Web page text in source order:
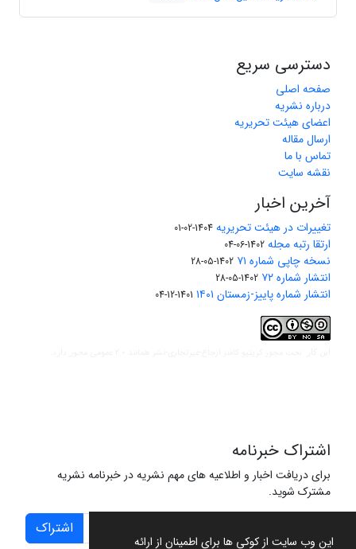
این وب سایت از کوکی ها برای اطمینان از ارائه
دسترسی سریع
صفحه اصلی
درباره نشریه
اعضای هیئت تحریریه
ارسال مقاله
تماس با ما
نقشه سایت
آخرین اخبار
تغییرات در هیئت تحریریه 1404-02-01
ارتقا رتبه مجله 1402-06-04
نسخه چاپی شماره ۷۱ 1402-05-28
انتشار شماره ۷۲ 1402-05-28
انتشار شماره پاییز-زمستان ۱۴۰۱ 1401-12-04
اشتراک خبرنامه
برای دریافت اخبار و اطلاعیه های مهم نشریه در خبرنامه نشریه
مشترک شوید.
اشتراک